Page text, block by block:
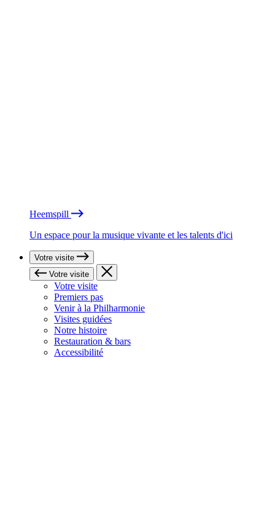
Heemspill
Un espace pour la musique vivante et les talents d'ici
Votre visite
Votre visite
Votre visite
Premiers pas
Venir à la Philharmonie
Visites guidées
Notre histoire
Restauration & bars
Accessibilité